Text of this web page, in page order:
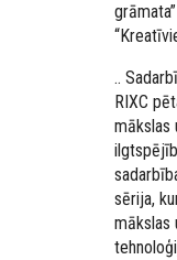
..
RIXC
mākslas
sērija,
mākslas